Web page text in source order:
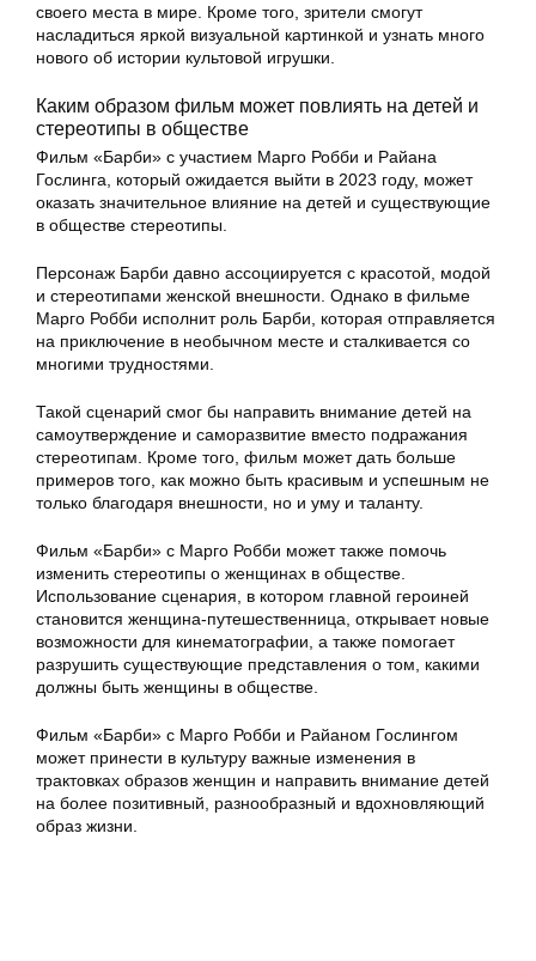
своего места в мире. Кроме того, зрители смогут
насладиться яркой визуальной картинкой и узнать много
нового об истории культовой игрушки.
Каким образом фильм может повлиять на детей и
стереотипы в обществе
Фильм «Барби» с участием Марго Робби и Райана
Гослинга, который ожидается выйти в 2023 году, может
оказать значительное влияние на детей и существующие
в обществе стереотипы.
Персонаж Барби давно ассоциируется с красотой, модой
и стереотипами женской внешности. Однако в фильме
Марго Робби исполнит роль Барби, которая отправляется
на приключение в необычном месте и сталкивается со
многими трудностями.
Такой сценарий смог бы направить внимание детей на
самоутверждение и саморазвитие вместо подражания
стереотипам. Кроме того, фильм может дать больше
примеров того, как можно быть красивым и успешным не
только благодаря внешности, но и уму и таланту.
Фильм «Барби» с Марго Робби может также помочь
изменить стереотипы о женщинах в обществе.
Использование сценария, в котором главной героиней
становится женщина-путешественница, открывает новые
возможности для кинематографии, а также помогает
разрушить существующие представления о том, какими
должны быть женщины в обществе.
Фильм «Барби» с Марго Робби и Райаном Гослингом
может принести в культуру важные изменения в
трактовках образов женщин и направить внимание детей
на более позитивный, разнообразный и вдохновляющий
образ жизни.